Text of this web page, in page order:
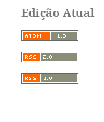
Edição Atual